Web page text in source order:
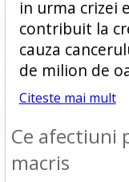
in urma crizei
contribuit la
cauza
de milion de
Citeste mai mult
Ce afectiuni
macris